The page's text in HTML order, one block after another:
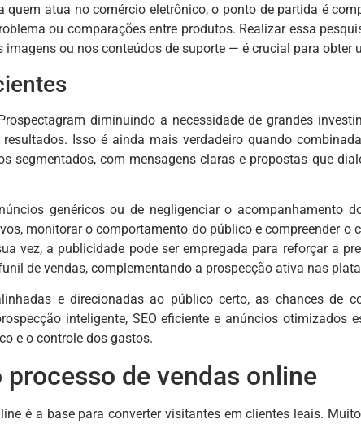
quem atua no comércio eletrônico, o ponto de partida é
ou comparações entre produtos. Realizar essa
imagens ou nos conteúdos de suporte — é crucial para obter
diminuindo a necessidade de grandes
Isso é ainda mais verdadeiro quando
segmentados, com mensagens claras e propostas que
genéricos ou de negligenciar o acompanhamento
monitorar o comportamento do público e compreender o
vez, a publicidade pode ser empregada para reforçar a
de vendas, complementando a prospecção ativa nas
e direcionadas ao público certo, as chances de
inteligente, SEO eficiente e anúncios otimizados
e o controle dos gastos.
de vendas online
é a base para converter visitantes em clientes leais.